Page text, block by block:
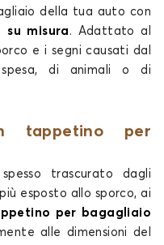
C10
T03
T03
della tua auto con
misura . Adattato al
e i segni causati dal
di animali o di
tappetino per
trascurato dagli
esposto allo sporco, ai
per bagagliaio
alle dimensioni del